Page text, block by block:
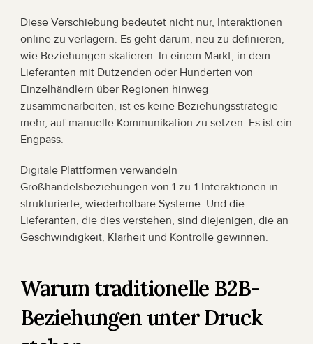
Diese Verschiebung bedeutet nicht nur, Interaktionen
online zu verlagern. Es geht darum, neu zu definieren,
wie Beziehungen skalieren. In einem Markt, in dem
Lieferanten mit Dutzenden oder Hunderten von
Einzelhändlern über Regionen hinweg
zusammenarbeiten, ist es keine Beziehungsstrategie
mehr, auf manuelle Kommunikation zu setzen. Es ist ein
Engpass.
Digitale Plattformen verwandeln
Großhandelsbeziehungen von 1-zu-1-Interaktionen in
strukturierte, wiederholbare Systeme. Und die
Lieferanten, die dies verstehen, sind diejenigen, die an
Geschwindigkeit, Klarheit und Kontrolle gewinnen.
Warum traditionelle B2B-
Beziehungen unter Druck